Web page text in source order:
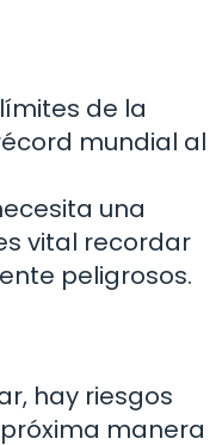
de la
mundial al
una
vital recordar
peligrosos.
hay riesgos
manera